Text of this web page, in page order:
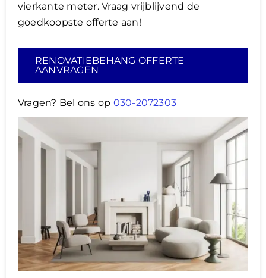
vierkante meter. Vraag vrijblijvend de
goedkoopste offerte aan!
RENOVATIEBEHANG OFFERTE
AANVRAGEN
Vragen? Bel ons op 030-2072303